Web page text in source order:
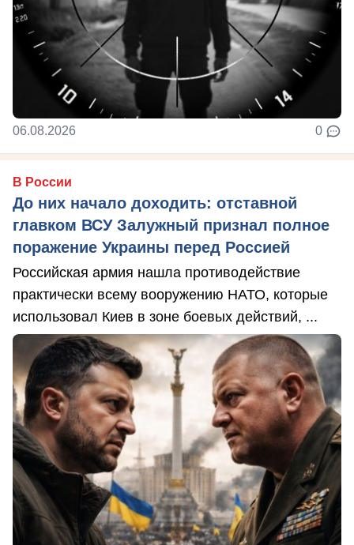
06.08.2026 0
В России
До них начало доходить: отставной
главком ВСУ Залужный признал полное
поражение Украины перед Россией
Российская армия нашла противодействие
практически всему вооружению НАТО, которые
использовал Киев в зоне боевых действий, ...